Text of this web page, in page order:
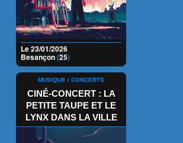
Le 23/01/2026
Besançon(25)
MUSIQUE / CONCERTS
CINÉ-CONCERT : LA
PETITE TAUPE ET LE
LYNX DANS LA VILLE